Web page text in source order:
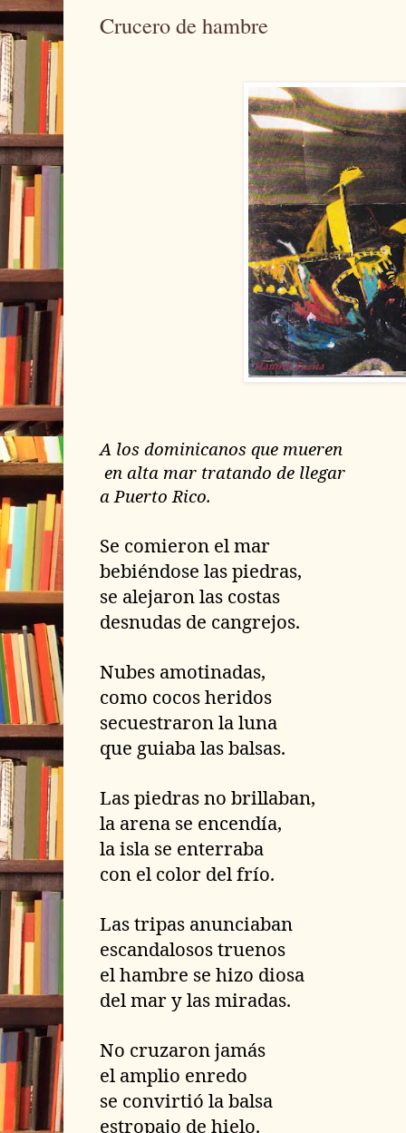
Crucero de hambre
A los dominicanos que mueren
en alta mar tratando de llegar
a Puerto Rico.
Se comieron el mar
bebiéndose las piedras,
se alejaron las costas
desnudas de cangrejos.
Nubes amotinadas,
como cocos heridos
secuestraron la luna
que guiaba las balsas.
Las piedras no brillaban,
la arena se encendía,
la isla se enterraba
con el color del frío.
Las tripas anunciaban
escandalosos truenos
el hambre se hizo diosa
del mar y las miradas.
No cruzaron jamás
el amplio enredo
se convirtió la balsa
estropajo de hielo.